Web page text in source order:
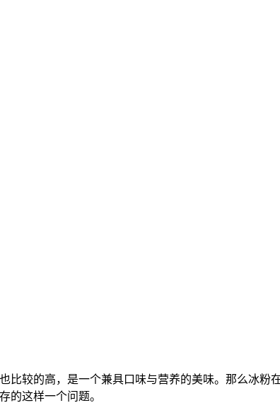
比较的高，是一个兼具口味与营养的美味。那么冰
的这样一个问题。